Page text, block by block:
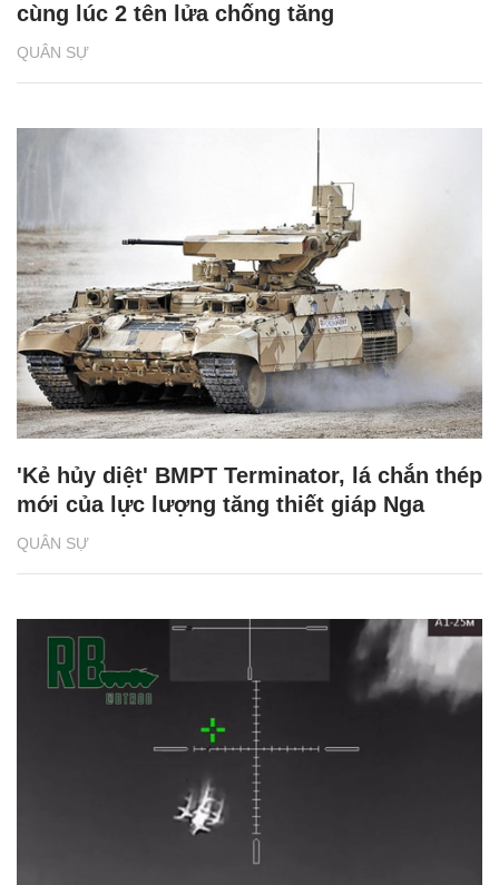
QUÂN SỰ
cùng lúc 2 tên lửa chống tăng
QUÂN SỰ
'Kẻ hủy diệt' BMPT Terminator, lá chắn thép
mới của lực lượng tăng thiết giáp Nga